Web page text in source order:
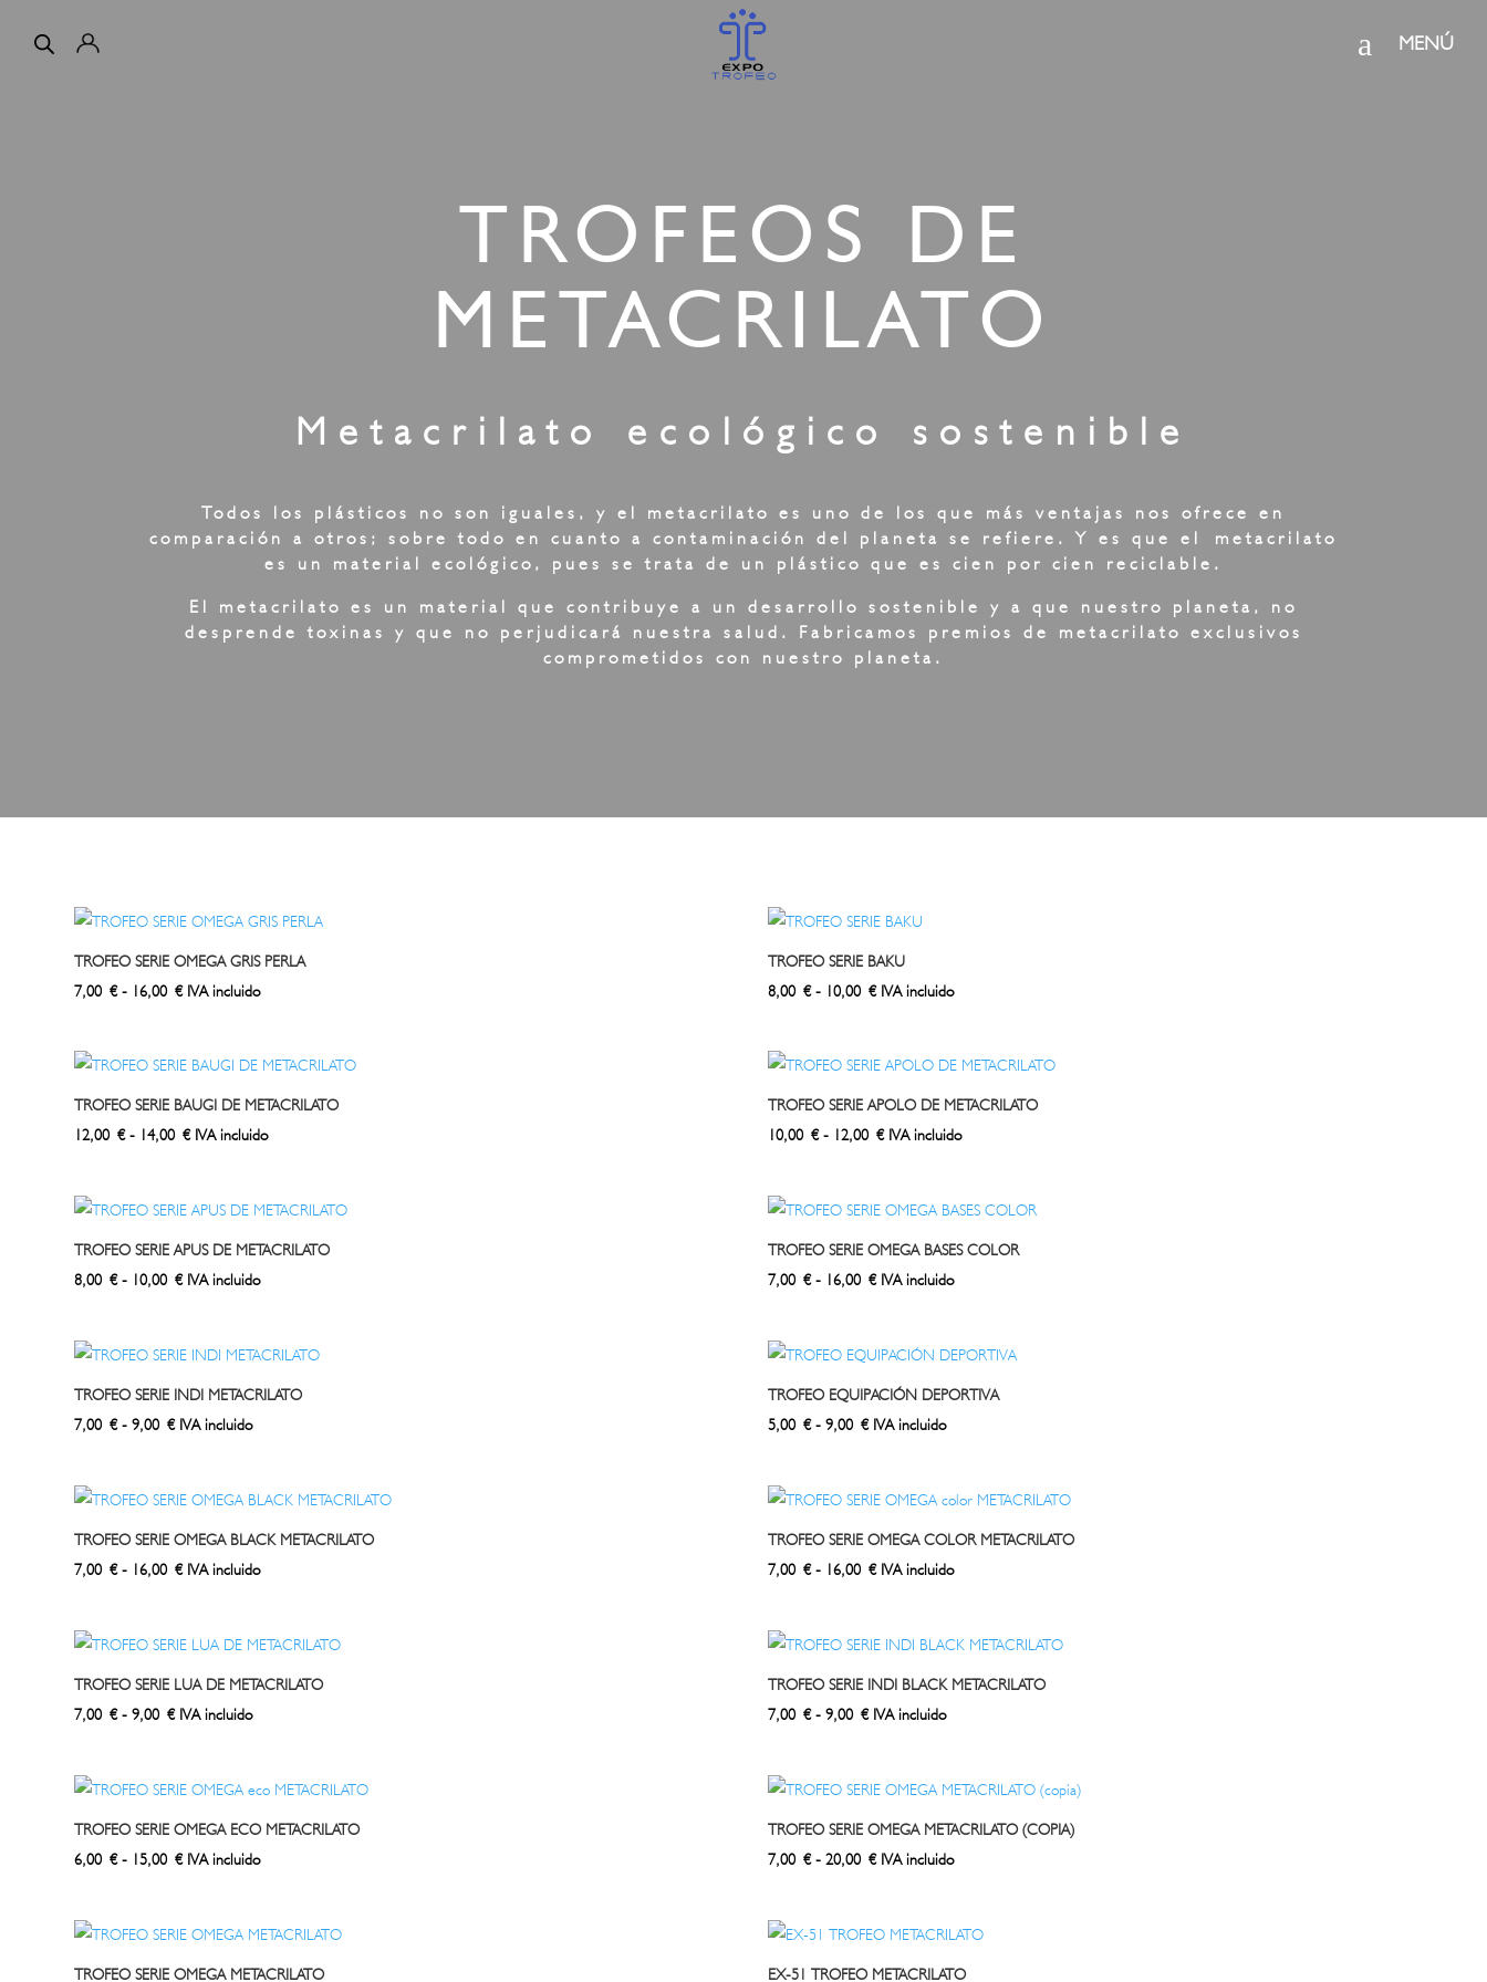
a MENÚ
TROFEOS DE
METACRILATO
Metacrilato ecológico sostenible
Todos los plásticos no son iguales, y el metacrilato es uno de los que más ventajas nos ofrece en
comparación a otros; sobre todo en cuanto a contaminación del planeta se refiere. Y es que el metacrilato
es un material ecológico , pues se trata de un plástico que es cien por cien reciclable.
El metacrilato es un material que contribuye a un desarrollo sostenible y a que nuestro planeta, no
desprende toxinas y que no perjudicará nuestra salud. Fabricamos premios de metacrilato exclusivos
comprometidos con nuestro planeta.
TROFEO SERIE OMEGA GRIS PERLA
7,00€ - 16,00€Rango
desde
7,00 €
hasta
IVA incluido
TROFEO SERIE BAKU
8,00 € - 10,00 €Rango
desde
8,00 €
hasta
IVA incluido
TROFEO SERIE BAUGI DE METACRILATO
12,00€ - 14,00€Rango
desde
12,00 €
hasta
IVA incluido
TROFEO SERIE APOLO DE METACRILATO
10,00 € - 12,00 €Rango
desde
10,00 €
hasta
IVA incluido
TROFEO SERIE APUS DE METACRILATO
8,00€ - 10,00€Rango
desde
8,00 €
hasta
IVA incluido
TROFEO SERIE OMEGA BASES COLOR
7,00 € - 16,00 €Rango
desde
7,00 €
hasta
IVA incluido
TROFEO SERIE INDI METACRILATO
7,00€ - 9,00€Rango
desde
7,00 €
hasta
IVA incluido
TROFEO EQUIPACIÓN DEPORTIVA
5,00 € - 9,00 €Rango
desde
5,00 €
hasta
IVA incluido
TROFEO SERIE OMEGA BLACK METACRILATO
7,00€ - 16,00€Rango
desde
7,00 €
hasta
IVA incluido
TROFEO SERIE OMEGA COLOR METACRILATO
7,00 € - 16,00 €Rango
desde
7,00 €
hasta
IVA incluido
TROFEO SERIE LUA DE METACRILATO
7,00€ - 9,00€Rango
desde
7,00 €
hasta
IVA incluido
TROFEO SERIE INDI BLACK METACRILATO
7,00 € - 9,00 €Rango
desde
7,00 €
hasta
IVA incluido
TROFEO SERIE OMEGA ECO METACRILATO
6,00€ - 15,00€Rango
desde
6,00 €
IVA incluido
TROFEO SERIE OMEGA METACRILATO (COPIA)
7,00 € - 20,00 €Rango
desde
7,00 €
IVA incluido
TROFEO SERIE OMEGA METACRILATO EX-51 TROFEO METACRILATO